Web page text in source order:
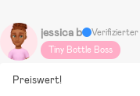
jessica b
Tiny Bottle Boss
Preiswert!